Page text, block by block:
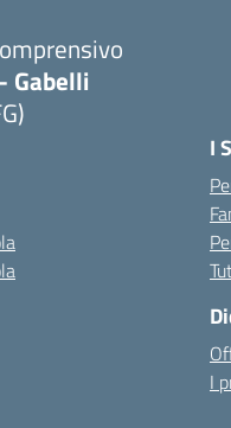
Gabelli
pagina iniziale della
I
I